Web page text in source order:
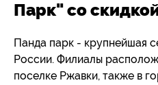
Парк" со
Панда парк - крупнейшая
России. Филиалы
поселке Ржавки, также в